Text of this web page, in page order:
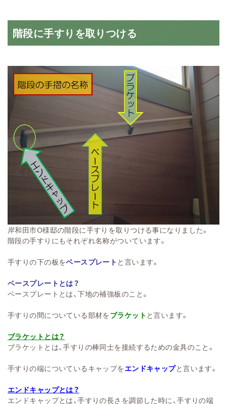
階段に手すりを取りつける
岸和田市O様邸の階段に手すりを取りつける事になりました。
階段の手すりにもそれぞれ名称がついています。
手すりの下の板をベースプレート と言います。
ベースプレートとは？
ベースプレートとは、下地の補強板のこと。
手すりの間についている部材をブラケット と言います。
ブラケットとは？
ブラケットとは、手すりの棒同士を接続するための金具のこと。
手すりの端についているキャップをエンドキャップと言います。
エンドキャップとは？
エンドキャップとは、手すりの長さを調節した時に、手すりの端